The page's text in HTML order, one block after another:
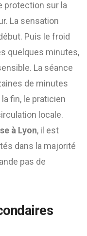
protection sur la
La sensation
Puis le froid
quelques minutes,
La séance
de minutes
fin, le praticien
locale.
à Lyon, il est
dans la majorité
pas de